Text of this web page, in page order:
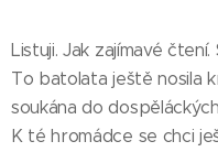
Listuji. Jak zajímavé
To batolata ještě nosila
soukána do
K té hromádce se chci